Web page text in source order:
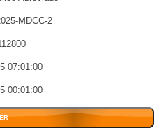
MDCC-2
07:01:00
00:01:00